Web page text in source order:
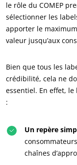
Produits de la
Agrofourniture
le rôle du COMEP
sélectionner les
apporter le
valeur jusqu’aux
Bien que tous les
crédibilité, cela ne
essentiel. En effet,
:
Un repère
chaînes